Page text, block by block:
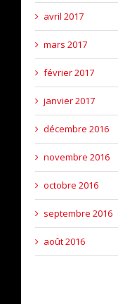
avril 2017
mars 2017
février 2017
janvier 2017
décembre 2016
novembre 2016
octobre 2016
septembre 2016
août 2016